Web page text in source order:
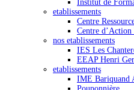
Institut de
etablissements
Centre
Centre
nos etablissements
IES Les
EEAP Henri
etablissements
IME Bariquand